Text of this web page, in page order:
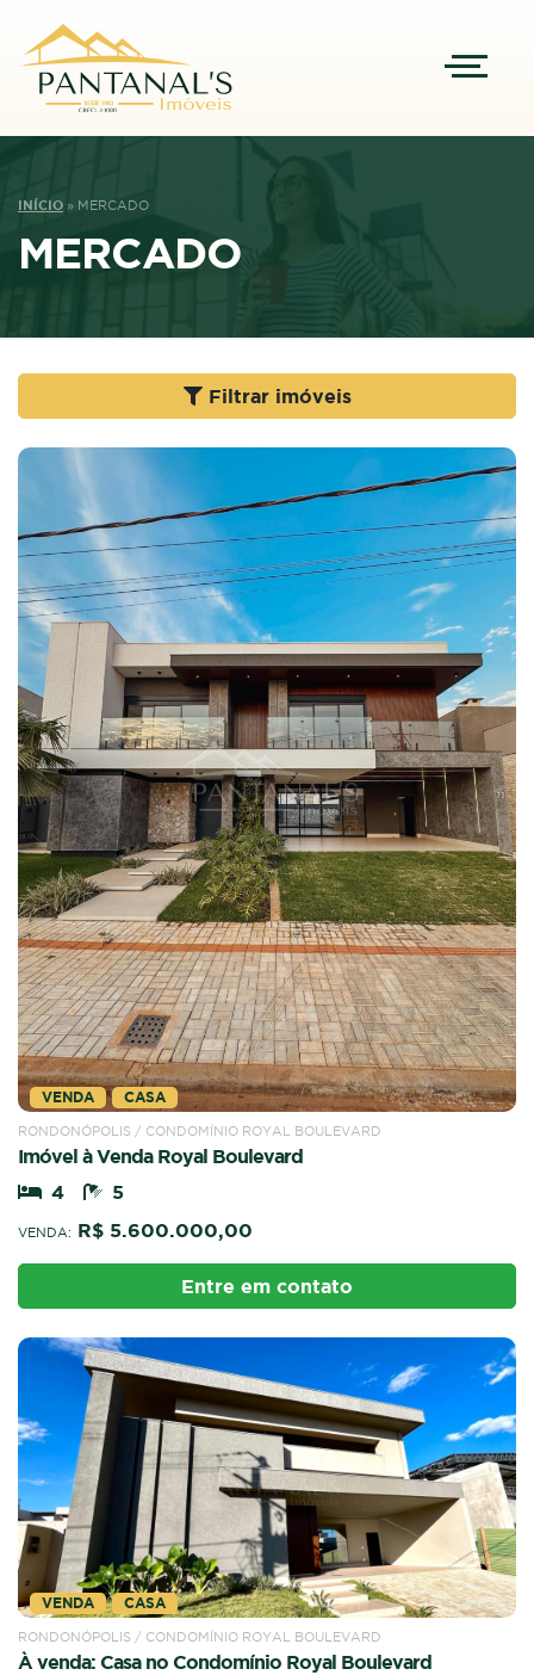
INÍCIO » MERCADO
MERCADO
VENDA CASA
RONDONÓPOLIS / CONDOMÍNIO ROYAL BOULEVARD
Imóvel à Venda Royal Boulevard
4
5
VENDA: R$ 5.600.000,00
Entre em contato
VENDA CASA
RONDONÓPOLIS / CONDOMÍNIO ROYAL BOULEVARD
À venda: Casa no Condomínio Royal Boulevard
Filtrar imóveis